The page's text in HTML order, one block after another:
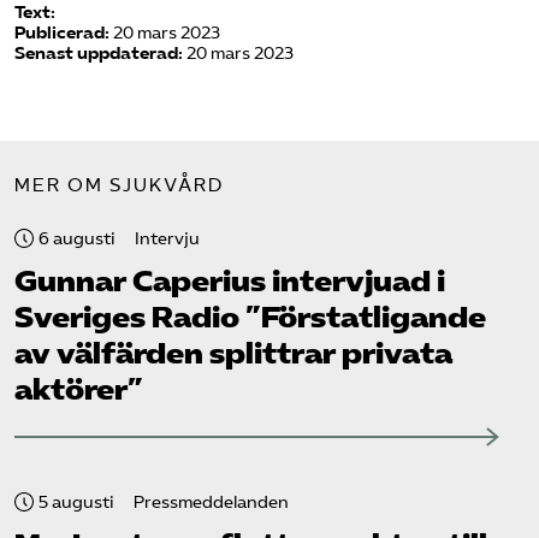
Text:
Publicerad: 20 mars 2023
Senast uppdaterad: 20 mars 2023
MER OM SJUKVÅRD
6 augusti Intervju
Gunnar Caperius intervjuad i
Sveriges Radio ”Förstatligande
av välfärden splittrar privata
aktörer”
5 augusti Pressmeddelanden